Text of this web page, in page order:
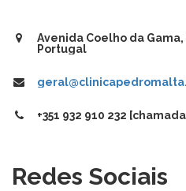
Avenida Coelho da Gama,
Portugal
+351 932 910 232
Redes Sociais